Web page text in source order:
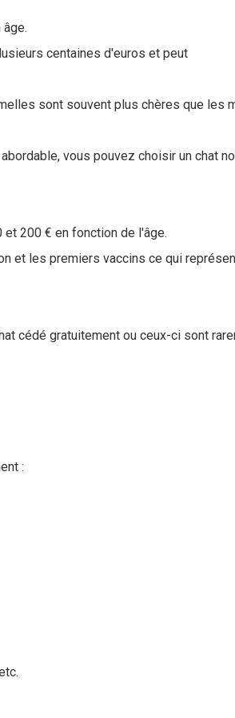
centaines d'euros et peut
sont souvent plus chères que les
vous pouvez choisir un chat
et 200 € en fonction de l'âge.
et les premiers vaccins ce qui
cédé gratuitement ou ceux-ci sont
: